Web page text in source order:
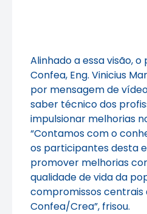
Alinhado a essa visão,
Confea, Eng. Vinicius
por mensagem de
saber técnico dos
impulsionar melhorias
“Contamos com o
os participantes desta
promover melhorias
qualidade de vida da
compromissos centrais
Confea/Crea”, frisou.